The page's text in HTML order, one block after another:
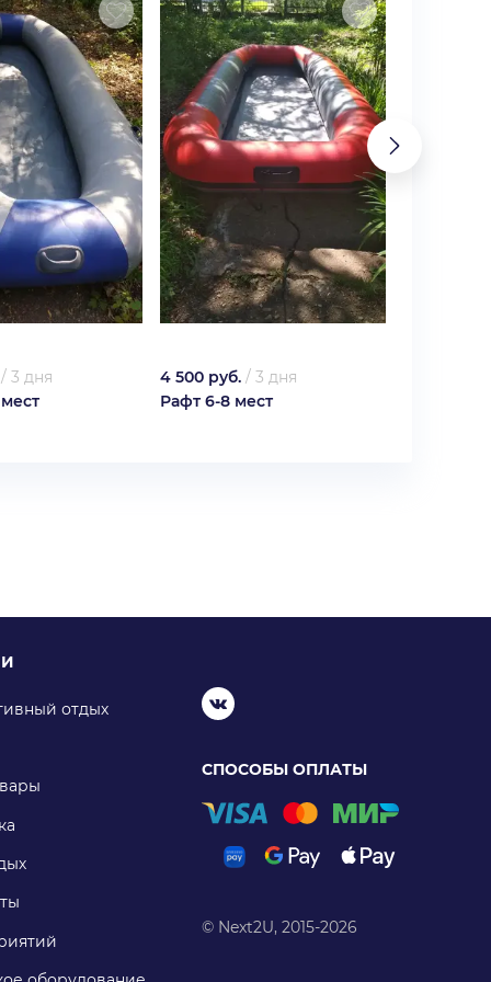
3 дня
4 500 руб. / 3 дня
Рафт 6-8 мест
отдых
СПОСОБЫ ОПЛАТЫ
© Next2U, 2015-2026